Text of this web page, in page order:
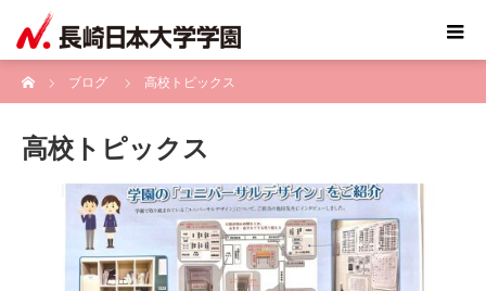
ブログ
高校トピックス
高校トピックス